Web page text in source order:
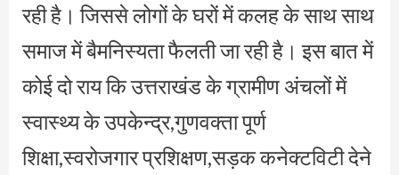
रही है। जिससे लोगों के घरों में कलह के साथ साथ
समाज में बैमनिस्यता फैलती जा रही है। इस बात में
कोई दो राय कि उत्तराखंड के ग्रामीण अंचलों में
स्वास्थ्य के उपकेन्द्र,गुणवक्ता पूर्ण
शिक्षा,स्वरोजगार प्रशिक्षण,सड़क कनेक्टविटी देने